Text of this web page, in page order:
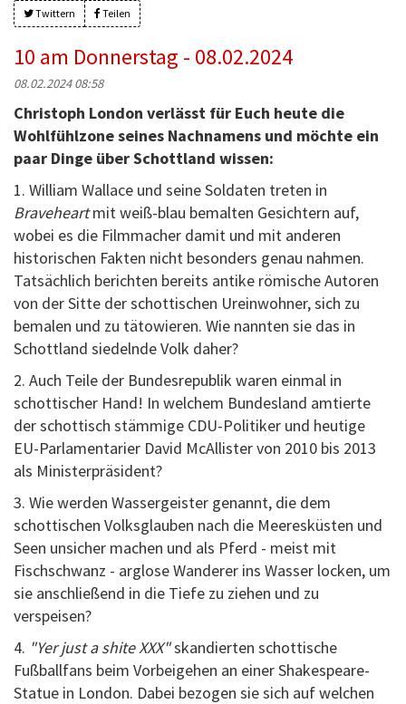
Twittern Teilen
10 am Donnerstag - 08.02.2024
08.02.2024 08:58
Christoph London verlässt für Euch heute die
Wohlfühlzone seines Nachnamens und möchte ein
paar Dinge über Schottland wissen:
1. William Wallace und seine Soldaten treten in
Braveheartmit weiß-blau bemalten Gesichtern auf,
wobei es die Filmmacher damit und mit anderen
historischen Fakten nicht besonders genau nahmen.
Tatsächlich berichten bereits antike römische Autoren
von der Sitte der schottischen Ureinwohner, sich zu
bemalen und zu tätowieren. Wie nannten sie das in
Schottland siedelnde Volk daher?
2. Auch Teile der Bundesrepublik waren einmal in
schottischer Hand! In welchem Bundesland amtierte
der schottisch stämmige CDU-Politiker und heutige
EU-Parlamentarier David McAllister von 2010 bis 2013
als Ministerpräsident?
3. Wie werden Wassergeister genannt, die dem
schottischen Volksglauben nach die Meeresküsten und
Seen unsicher machen und als Pferd - meist mit
Fischschwanz - arglose Wanderer ins Wasser locken, um
sie anschließend in die Tiefe zu ziehen und zu
verspeisen?
4. "Yer just a shite XXX"skandierten schottische
Fußballfans beim Vorbeigehen an einer Shakespeare-
Statue in London. Dabei bezogen sie sich auf welchen